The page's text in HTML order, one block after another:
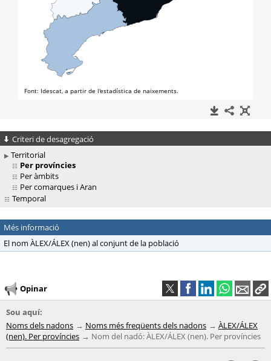
Criteri de desagregació
Territorial
Per províncies
Per àmbits
Per comarques i Aran
Temporal
Més informació
El nom ÀLEX/ÁLEX (nen) al conjunt de la població
Opinar
Sou aquí:
Noms dels nadons
Noms més freqüents dels nadons
ÀLEX/ÁLEX
(nen). Per províncies
Nom del nadó: ÀLEX/ÁLEX (nen). Per províncies